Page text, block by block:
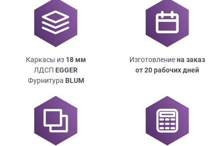
Каркасы из 18мм
ЛДСП EGGER
Фурнитура BLUM
Изготовлениена заказ
от 20 рабочих дней